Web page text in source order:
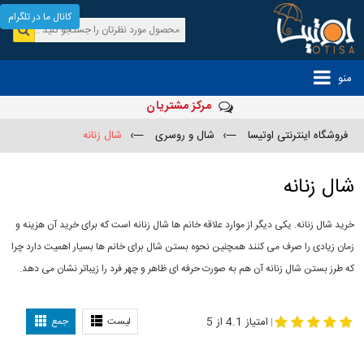
منو
مرکز مشتریان
فروشگاه اینترنتی اوتیسا —› شال و روسری —› شال زنانه
شال زنانه
خرید شال زنانه. یکی دیگر از موارد علاقه خانم ها شال زنانه است که برای خرید آن هزینه و
زمان زیادی را صرف می کنند همچنین نحوه بستن شال برای خانم ها بسیار اهمیت دارد چرا
که طرز بستن شال زنانه آن هم به صورت حرفه ای ظاهر و چهر فرد را زیباتر نشان می دهد.
لیست جمع | امتیاز 4.1 از 5
کانال ما در تلگرام